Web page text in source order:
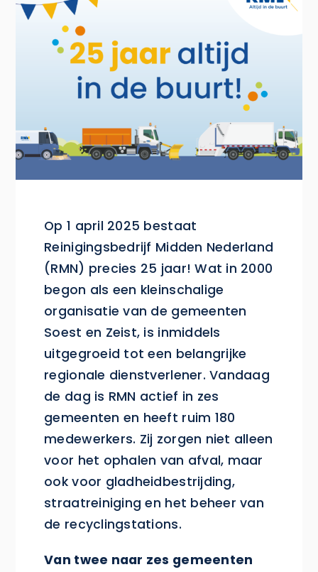
Op 1 april 2025 bestaat
Reinigingsbedrijf Midden Nederland
(RMN) precies 25 jaar! Wat in 2000
begon als een kleinschalige
organisatie van de gemeenten
Soest en Zeist, is inmiddels
uitgegroeid tot een belangrijke
regionale dienstverlener. Vandaag
de dag is RMN actief in zes
gemeenten en heeft ruim 180
medewerkers. Zij zorgen niet alleen
voor het ophalen van afval, maar
ook voor gladheidbestrijding,
straatreiniging en het beheer van
de recyclingstations.
Van twee naar zes gemeenten